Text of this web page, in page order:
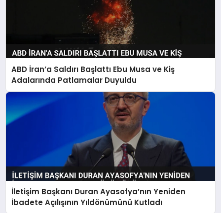
ABD İran’a Saldırı Başlattı Ebu Musa ve Kiş
Adalarında Patlamalar Duyuldu
İletişim Başkanı Duran Ayasofya’nın Yeniden
İbadete Açılışının Yıldönümünü Kutladı